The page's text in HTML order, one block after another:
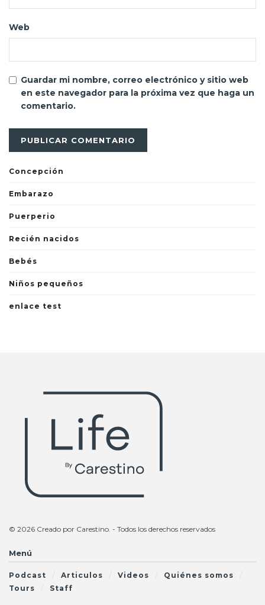
Web
Guardar mi nombre, correo electrónico y sitio web
en este navegador para la próxima vez que haga un
comentario.
Concepción
Embarazo
Puerperio
Recién nacidos
Bebés
Niños pequeños
enlace test
© 2026 Creado por Carestino. - Todos los derechos reservados
Menú
Podcast Articulos Videos
Quiénes somos
Tours
Staff